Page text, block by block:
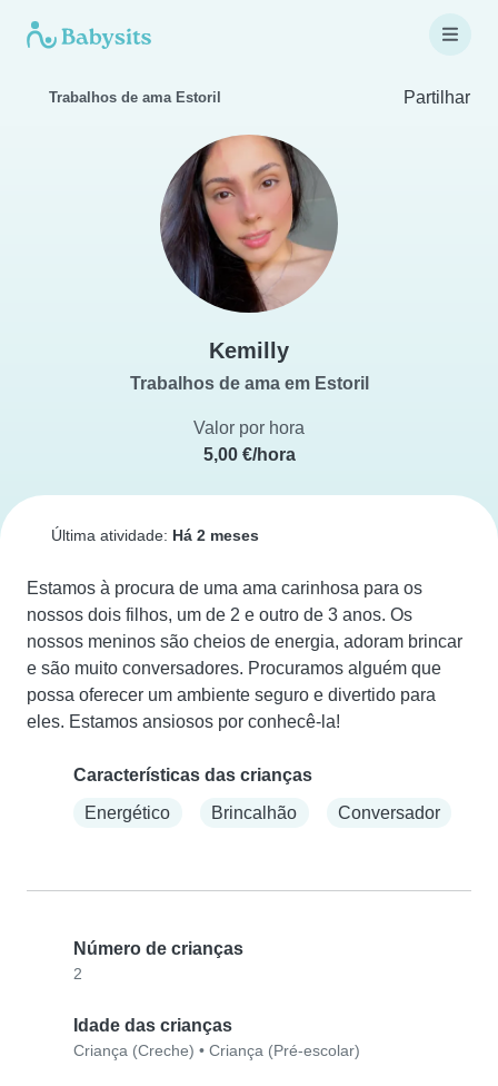
Trabalhos de ama Estoril Partilhar
Kemilly
Trabalhos de ama em Estoril
Valor por hora
5,00 €/hora
Última atividade: Há 2 meses
Estamos à procura de uma ama carinhosa para os
nossos dois filhos, um de 2 e outro de 3 anos. Os
nossos meninos são cheios de energia, adoram brincar
e são muito conversadores. Procuramos alguém que
possa oferecer um ambiente seguro e divertido para
eles. Estamos ansiosos por conhecê-la!
Características das crianças
Energético
Brincalhão Conversador
Número de crianças
2
Idade das crianças
Criança (Creche) • Criança (Pré-escolar)